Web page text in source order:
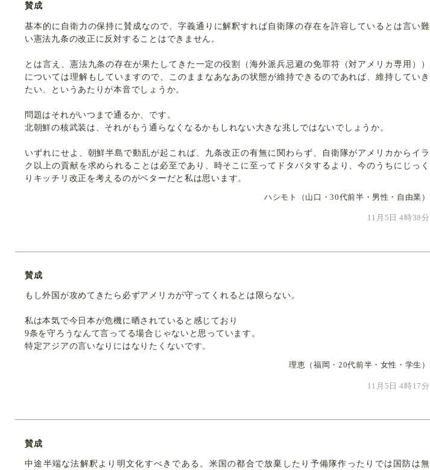
賛成
基本的に自衛力の保持に賛成なので、字義通りに解釈すれば自衛隊の存在を許容しているとは言い難
い憲法九条の改正に反対することはできません。
とは言え、憲法九条の存在が果たしてきた一定の役割（海外派兵忌避の免罪符（対アメリカ専用））
については理解もしていますので、このままなあなあの状態が維持できるのであれば、維持していき
たい、というあたりが本音でしょうか。
問題はそれがいつまで通るか、です。
北朝鮮の核武装は、それがもう通らなくなるかもしれない大きな兆しではないでしょうか。
いずれにせよ、朝鮮半島で動乱が起これば、九条改正の有無に関わらず、自衛隊がアメリカからイラ
ク以上の貢献を求められることは必至であり、時そこに至ってドタバタするより、今のうちにじっく
りキッチリ改正を考えるのがベターだと私は思います。
ハシモト（山口・30代前半・男性・自由業）
11月5日 4時38分
賛成
もし外国が攻めてきたら必ずアメリカが守ってくれるとは限らない。
私は本気で今日本が危機に晒されていると感じており
9条を守ろうなんて言ってる場合じゃないと思っています。
特定アジアの言いなりにはなりたくないです。
理恵（福岡・20代前半・女性・学生）
11月5日 4時17分
賛成
中途半端な法解釈より明文化すべきである。米国の都合で放棄したり予備隊作ったりでは国防は無